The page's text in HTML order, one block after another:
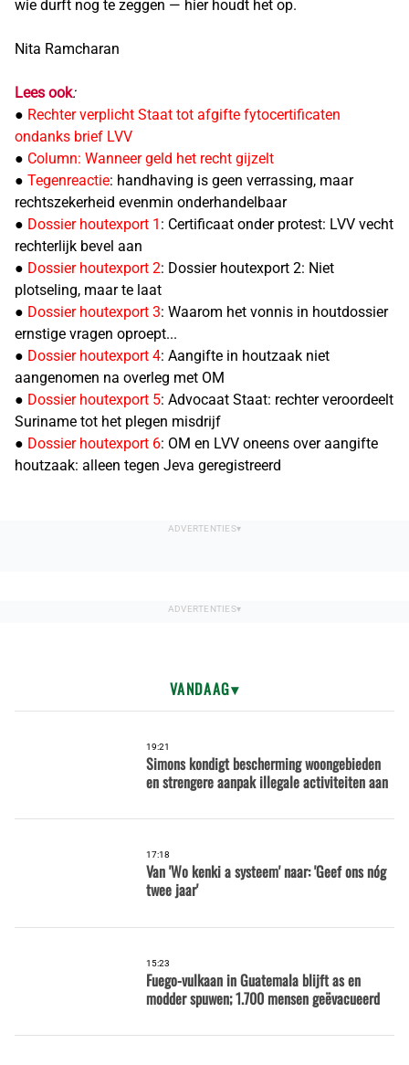
wie durft nog te zeggen — hier houdt het op.
Nita Ramcharan
Lees ook:
● Rechter verplicht Staat tot afgifte fytocertificaten
ondanks brief LVV
● Column: Wanneer geld het recht gijzelt
● Tegenreactie: handhaving is geen verrassing, maar
rechtszekerheid evenmin onderhandelbaar
● Dossier houtexport 1 : Certificaat onder protest: LVV vecht
rechterlijk bevel aan
● Dossier houtexport 2: Dossier houtexport 2: Niet
plotseling, maar te laat
● Dossier houtexport 3: Waarom het vonnis in houtdossier
ernstige vragen oproept...
● Dossier houtexport 4: Aangifte in houtzaak niet
aangenomen na overleg met OM
● Dossier houtexport 5: Advocaat Staat: rechter veroordeelt
Suriname tot het plegen misdrijf
● Dossier houtexport 6: OM en LVV oneens over aangifte
houtzaak: alleen tegen Jeva geregistreerd
VANDAAG
19:21
Simons kondigt bescherming woongebieden
en strengere aanpak illegale activiteiten aan
17:18
Van 'Wo kenki a systeem' naar: 'Geef ons nóg
twee jaar'
15:23
Fuego-vulkaan in Guatemala blijft as en
modder spuwen; 1.700 mensen geëvacueerd